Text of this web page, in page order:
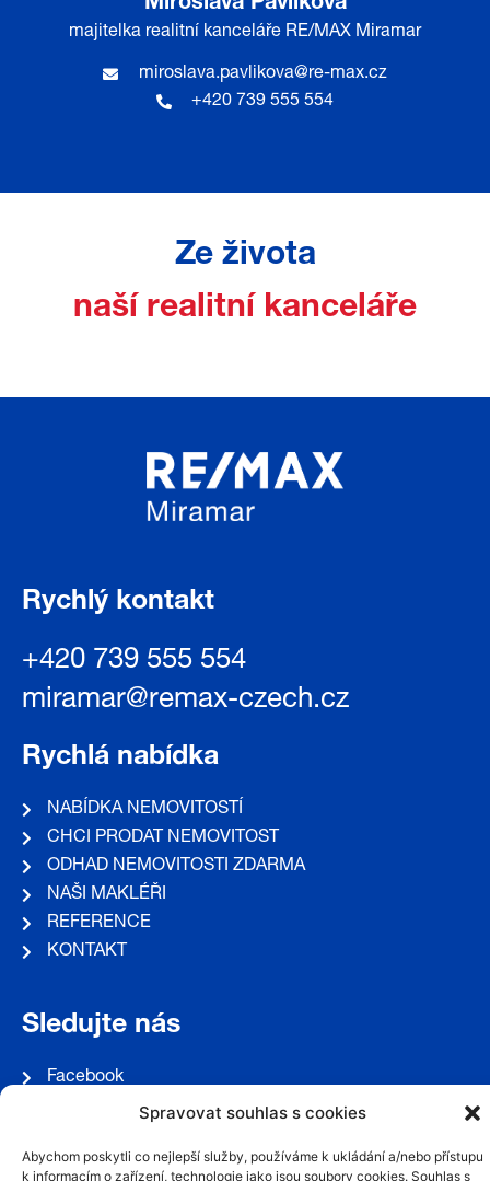
Spravovat souhlas s cookies
Abychom poskytli co nejlepší služby, používáme k ukládání a/nebo přístupu
k informacím o zařízení, technologie jako jsou soubory cookies. Souhlas s
Miroslava Pavlíková
majitelka realitní kanceláře RE/MAX Miramar
miroslava.pavlikova@re-max.cz
+420 739 555 554
Ze života
naší realitní kanceláře
Rychlý kontakt
+420 739 555 554
miramar@remax-czech.cz
Rychlá nabídka
NABÍDKA NEMOVITOSTÍ
CHCI PRODAT NEMOVITOST
ODHAD NEMOVITOSTI ZDARMA
NAŠI MAKLÉŘI
REFERENCE
KONTAKT
Sledujte nás
Facebook